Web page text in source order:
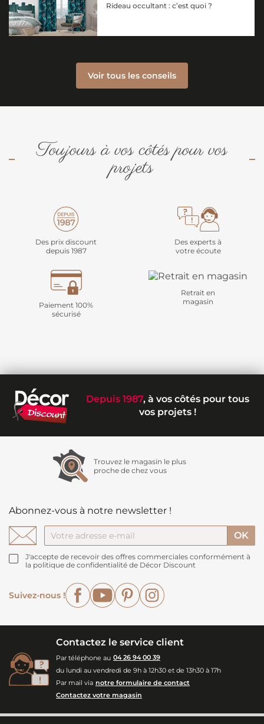
Rideau occultant : c’est quoi ?
Voir tous les conseils
Toujours à vos côtés pour vos
projets
Des prix discount
depuis 1987
Des experts à
votre écoute
Paiement 100%
sécurisé
Retrait en
magasin
Depuis 1987, à vos côtés pour tous
vos projets !
Trouvez le magasin le plus
proche de chez vous
Abonnez-vous à notre newsletter !
J'accepte de recevoir des offres commerciales conformément à
la politique de confidentialité de Décor Discount
Suivez-nous !
FacebookYouTubePinterest
Contactez le service client
Par téléphone au 04 26 94 00 39
du lundi au vendredi de 9h à 12h30 et de 13h30 à 17h
Par mail via notre formulaire de contact
Contactez votre magasin